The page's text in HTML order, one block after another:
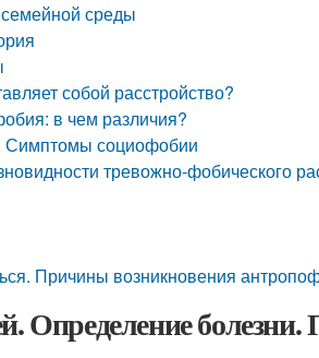
среды
собой расстройство?
в чем различия?
Симптомы социофобии
тревожно-фобического
Причины возникновения
Определение